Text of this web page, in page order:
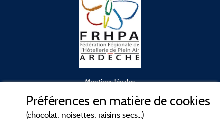
Mentions légales
Conditions générales d'utilisation
Préférences en matière de cookies
(chocolat, noisettes, raisins secs...)